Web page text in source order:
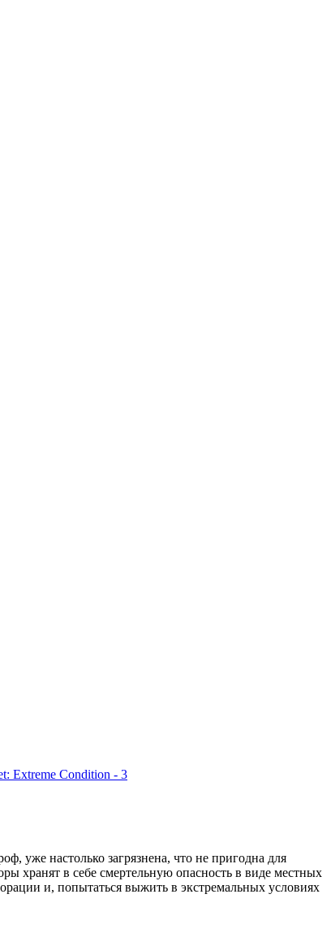
уже настолько загрязнена, что не пригодна для
хранят в себе смертельную опасность в виде местных
и, попытаться выжить в экстремальных условиях